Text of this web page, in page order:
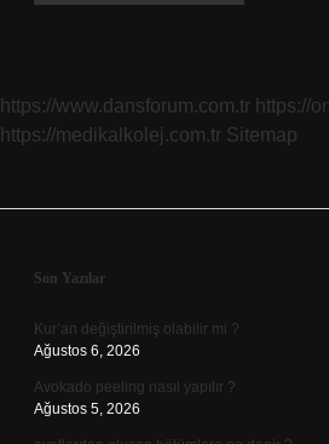
https://www.dansforum.com.tr https://
https://medikalkolej.com.tr Sitemap
Sidebar
Son Yazılar
Kur’an değiştirilmiş olabilir mi ?
Ağustos 6, 2026
Avokado peeling nasıl yapılır ?
Ağustos 5, 2026